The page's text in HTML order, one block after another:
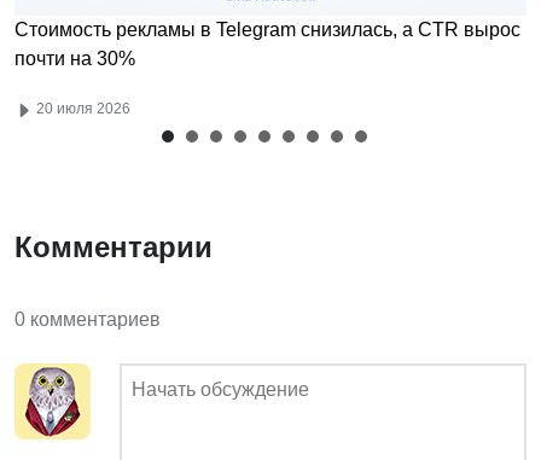
Стоимость рекламы в Telegram снизилась, а CTR вырос
почти на 30%
20 июля 2026
Комментарии
0 комментариев